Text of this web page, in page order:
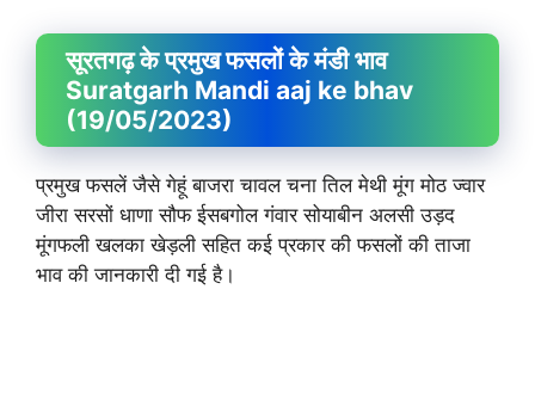
सूरतगढ़ के प्रमुख फसलों के मंडी भाव
Suratgarh Mandi aaj ke bhav
(19/05/2023)
प्रमुख फसलें जैसे गेहूं बाजरा चावल चना तिल मेथी मूंग मोठ ज्वार
जीरा सरसों धाणा सौफ ईसबगोल गंवार सोयाबीन अलसी उड़द
मूंगफली खलका खेड़ली सहित कई प्रकार की फसलों की ताजा
भाव की जानकारी दी गई है।